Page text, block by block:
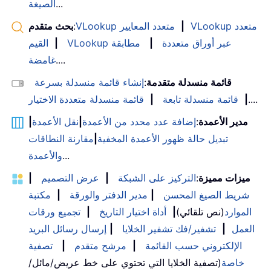
الصيغة ...
بحث متقدم: VLookup متعدد المعايير
VLookup متعدد
القيم
VLookup عبر أوراق متعددة
مطابقة
غامضة....
قائمة منسدلة متقدمة:إنشاء قائمة منسدلة بسرعة
قائمة منسدلة تابعة قائمة منسدلة متعددة الاختيار
....
مدير الأعمدة:إضافة عدد محدد من الأعمدة نقل الأعمدة
تبديل حالة ظهور الأعمدة المخفية مقارنة النطاقات
والأعمدة...
ميزات مميزة:التركيز على الشبكة عرض التصميم
شريط الصيغ المحسن
مدير الدفتر والورقة
مكتبة
الموارد(نص تلقائي) أداة اختيار التاريخ
تجميع ورقات
العمل
تشفير/فك تشفير الخلايا
إرسال رسائل البريد
الإلكتروني حسب القائمة
مرشح متقدم
تصفية
خاصة(تصفية الخلايا التي تحتوي على خط عريض/مائل/